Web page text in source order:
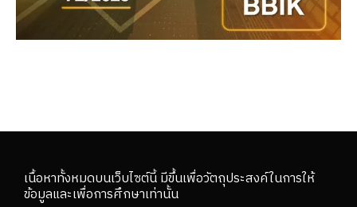
เนื้อหาทั้งหมดบนเว็บไซต์นี้ มีขึ้นเพื่อวัตถุประสงค์ในการให้
ข้อมูลและเพื่อการศึกษาเท่านั้น